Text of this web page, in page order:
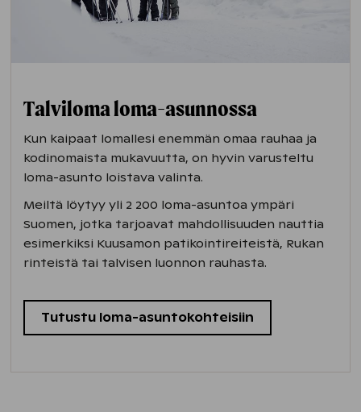
Talviloma loma-asunnossa
Kun kaipaat lomallesi enemmän omaa rauhaa ja
kodinomaista mukavuutta, on hyvin varusteltu
loma-asunto loistava valinta.
Meiltä löytyy yli 2 200 loma-asuntoa ympäri
Suomen, jotka tarjoavat mahdollisuuden nauttia
esimerkiksi Kuusamon patikointireiteistä, Rukan
rinteistä tai talvisen luonnon rauhasta.
Tutustu loma-asuntokohteisiin